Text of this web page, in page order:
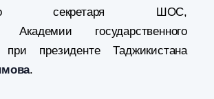
секретаря ШОС,
Академии государственного
при президенте Таджикистана
.